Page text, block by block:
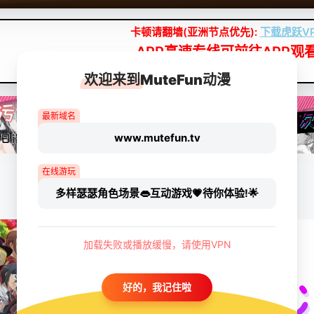
卡顿请翻墙(亚洲节点优先): 下载虎跃
APP高速专线可前往APP观
点我下载APP（仅安卓/苹果暂无）
欢迎来到MuteFun动漫
最新域名
www.mutefun.tv
在线游玩
多样瑟瑟角色场景👄互动游戏💗待你体验!🌟
加载失败或播放缓慢，请使用VPN
好的，我记住啦